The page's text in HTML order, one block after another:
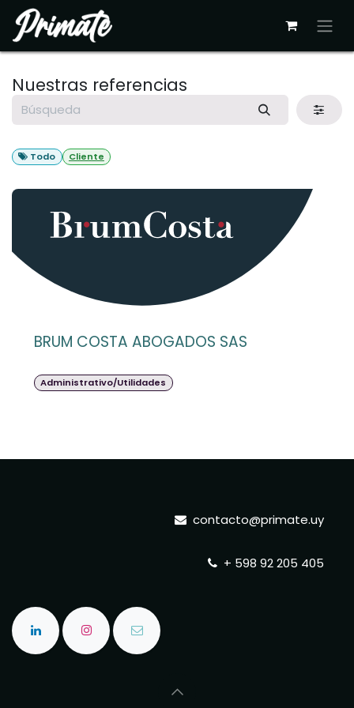
Ir al contenido
Nuestras referencias
Todo Cliente
BRUM COSTA ABOGADOS SAS
Administrativo/Utilidades
contacto@primate.uy
+ 598 92 205 405